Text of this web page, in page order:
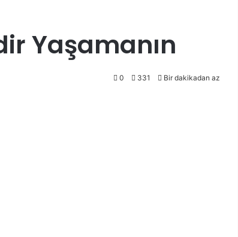
Yaşamanın
0 331 Bir dakikadan az